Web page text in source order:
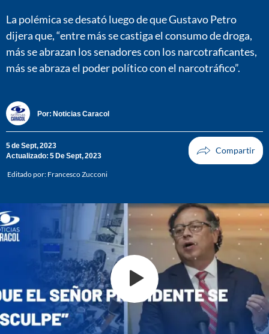
La polémica se desató luego de que Gustavo Petro
dijera que, “entre más se castiga el consumo de droga,
más se abrazan los senadores con los narcotraficantes,
más se abraza el poder político con el narcotráfico”.
Por: Noticias Caracol
5 de Sept, 2023
Actualizado: 5 De Sept, 2023
Editado por: Francesco Zucconi